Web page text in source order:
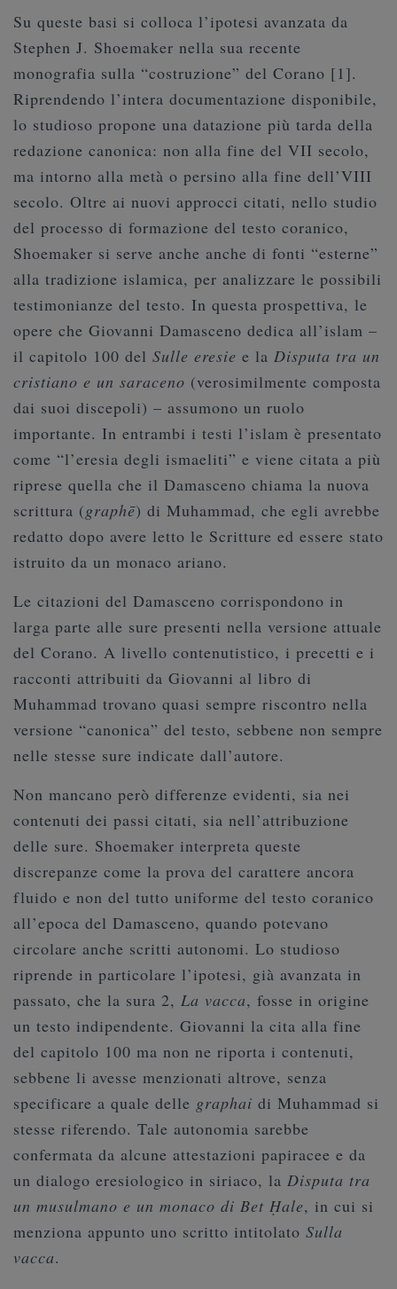
Su queste basi si colloca l’ipotesi avanzata da
Stephen J. Shoemaker nella sua recente
monografia sulla “costruzione” del Corano [1].
Riprendendo l’intera documentazione disponibile,
lo studioso propone una datazione più tarda della
redazione canonica: non alla fine del VII secolo,
ma intorno alla metà o persino alla fine dell’VIII
secolo. Oltre ai nuovi approcci citati, nello studio
del processo di formazione del testo coranico,
Shoemaker si serve anche anche di fonti “esterne”
alla tradizione islamica, per analizzare le possibili
testimonianze del testo. In questa prospettiva, le
opere che Giovanni Damasceno dedica all’islam –
il capitolo 100 del Sulle eresie e la Disputa tra un
cristiano e un saraceno (verosimilmente composta
dai suoi discepoli) – assumono un ruolo
importante. In entrambi i testi l’islam è presentato
come “l’eresia degli ismaeliti” e viene citata a più
riprese quella che il Damasceno chiama la nuova
scrittura (graphē) di Muhammad, che egli avrebbe
redatto dopo avere letto le Scritture ed essere stato
istruito da un monaco ariano.
Le citazioni del Damasceno corrispondono in
larga parte alle sure presenti nella versione attuale
del Corano. A livello contenutistico, i precetti e i
racconti attribuiti da Giovanni al libro di
Muhammad trovano quasi sempre riscontro nella
versione “canonica” del testo, sebbene non sempre
nelle stesse sure indicate dall’autore.
Non mancano però differenze evidenti, sia nei
contenuti dei passi citati, sia nell’attribuzione
delle sure. Shoemaker interpreta queste
discrepanze come la prova del carattere ancora
fluido e non del tutto uniforme del testo coranico
all’epoca del Damasceno, quando potevano
circolare anche scritti autonomi. Lo studioso
riprende in particolare l’ipotesi, già avanzata in
passato, che la sura 2, La vacca, fosse in origine
un testo indipendente. Giovanni la cita alla fine
del capitolo 100 ma non ne riporta i contenuti,
sebbene li avesse menzionati altrove, senza
specificare a quale delle graphai di Muhammad si
stesse riferendo. Tale autonomia sarebbe
confermata da alcune attestazioni papiracee e da
un dialogo eresiologico in siriaco, la Disputa tra
un musulmano e un monaco di Bet Ḥale, in cui si
menziona appunto uno scritto intitolato Sulla
vacca.